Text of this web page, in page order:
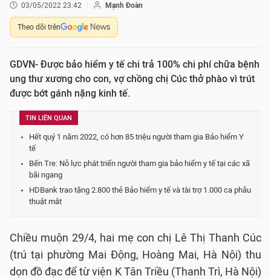
03/05/2022 23:42 Mạnh Đoàn
Theo dõi trên
GDVN- Được bảo hiểm y tế chi trả 100% chi phí chữa bệnh
ung thư xương cho con, vợ chồng chị Cúc thở phào vì trút
được bớt gánh nặng kinh tế.
TIN LIÊN QUAN
Hết quý 1 năm 2022, có hơn 85 triệu người tham gia Bảo hiểm Y
tế
Bến Tre: Nỗ lực phát triển người tham gia bảo hiểm y tế tại các xã
bãi ngang
HDBank trao tặng 2.800 thẻ Bảo hiểm y tế và tài trợ 1.000 ca phẫu
thuật mắt
Chiều muộn 29/4, hai mẹ con chị Lê Thị Thanh Cúc
(trú tại phường Mai Động, Hoàng Mai, Hà Nội) thu
dọn đồ đạc để từ viện K Tân Triều (Thanh Trì, Hà Nội)